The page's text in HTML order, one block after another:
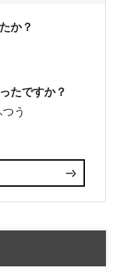
か？
たですか？
う